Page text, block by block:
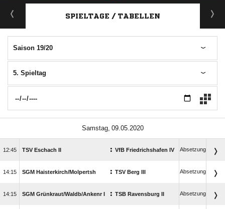
ANZEIGE
SPIELTAGE / TABELLEN
Saison 19/20
5. Spieltag
 
 TSV Eschach II : VfB Friedrichshafen IV Absetzung
 SGM Haisterkirch/​Molpertsh : TSV Berg III Absetzung
 SGM Grünkraut/​Waldb/​Ankenr I : TSB Ravensburg II Absetzung